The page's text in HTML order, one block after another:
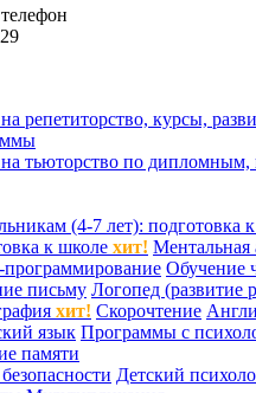
на репетиторство, курсы,
на тьюторство по
(4-7 лет): подготовка
к школе хит! Ментальная
программирование Обучение
письму Логопед (развитие
хит! Скорочтение
язык Программы с
памяти
Детский